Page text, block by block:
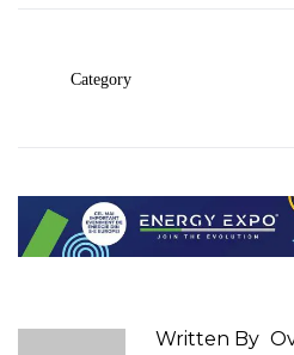
Category
Written By